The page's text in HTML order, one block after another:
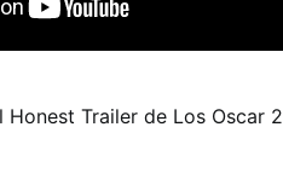
Trailer de Los Oscar